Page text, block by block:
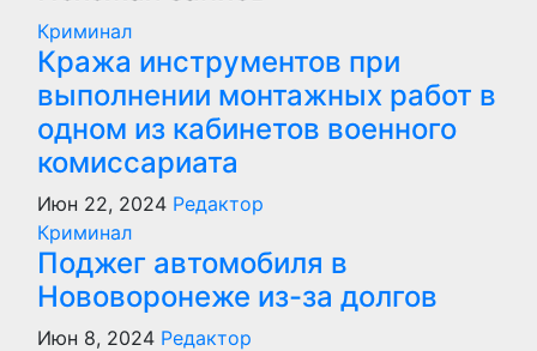
Криминал
Кража инструментов при
выполнении монтажных работ в
одном из кабинетов военного
комиссариата
Июн 22, 2024 Редактор
Криминал
Поджег автомобиля в
Нововоронеже из-за долгов
Июн 8, 2024 Редактор